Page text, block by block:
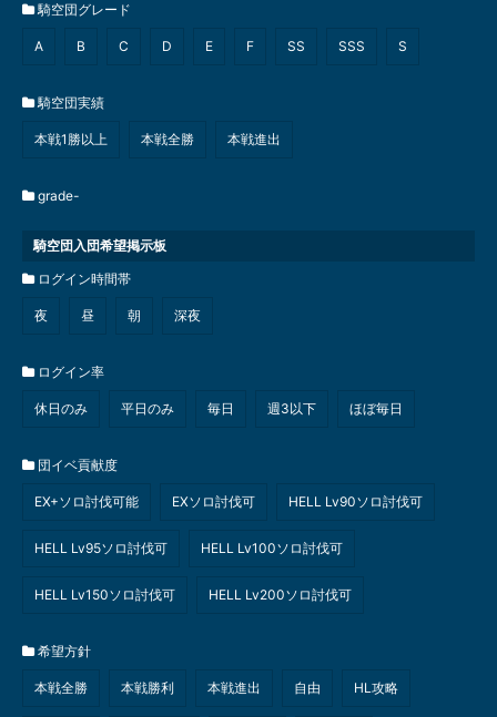
騎空団グレード
A B C D E F SS SSS S
騎空団実績
本戦1勝以上 本戦全勝 本戦進出
grade-
騎空団入団希望掲示板
ログイン時間帯
夜 昼 朝 深夜
ログイン率
休日のみ 平日のみ 毎日 週3以下 ほぼ毎日
団イベ貢献度
EX+ソロ討伐可能 EXソロ討伐可 HELL Lv90ソロ討伐可
HELL Lv95ソロ討伐可 HELL Lv100ソロ討伐可
HELL Lv150ソロ討伐可 HELL Lv200ソロ討伐可
希望方針
本戦全勝 本戦勝利 本戦進出 自由 HL攻略